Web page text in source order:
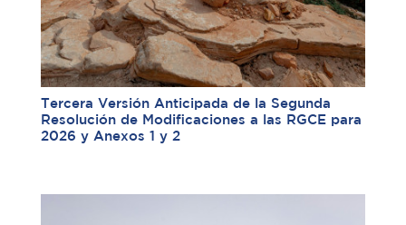
Tercera Versión Anticipada de la Segunda
Resolución de Modificaciones a las RGCE para
2026 y Anexos 1 y 2